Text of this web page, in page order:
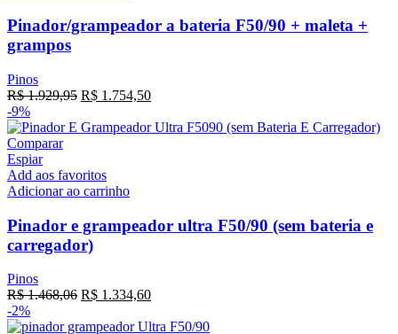
Pinador/grampeador a bateria F50/90 + maleta +
grampos
Pinos
R$1.929,95 R$ 1.754,50
-9%
Comparar
Espiar
Add aos favoritos
Adicionar ao carrinho
Pinador e grampeador ultra F50/90 (sem bateria e
carregador)
Pinos
R$1.468,06 R$ 1.334,60
-2%